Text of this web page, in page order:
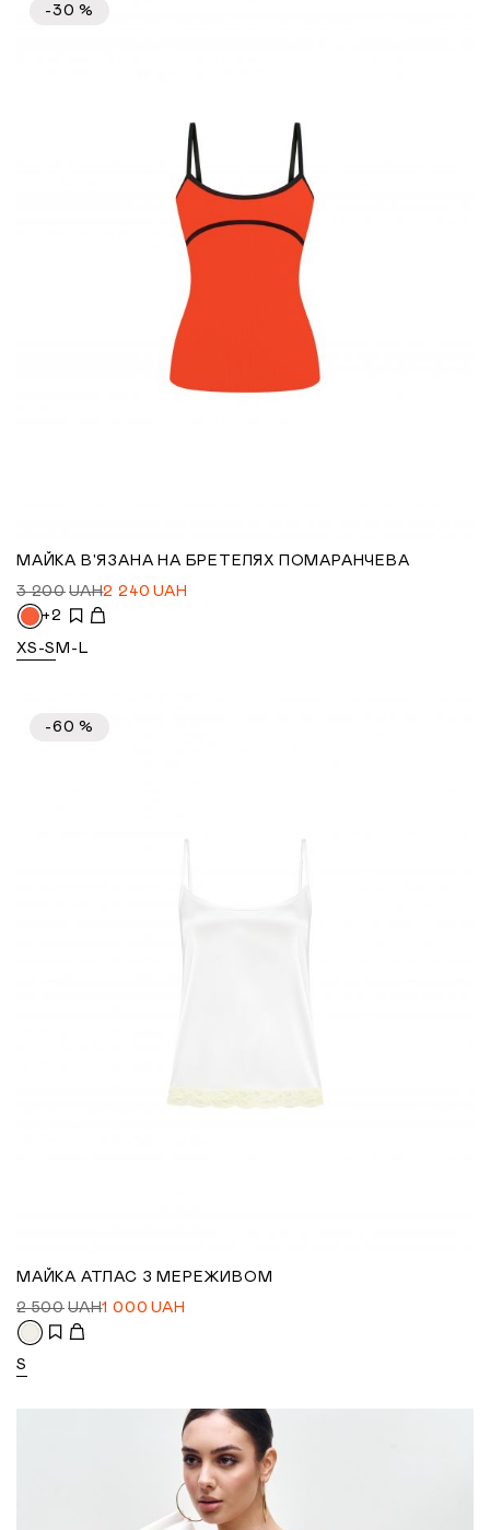
-30 %
МАЙКА В'ЯЗАНА НА БРЕТЕЛЯХ ПОМАРАНЧЕВА
3 200 UAH2 240 UAH
+2
XS-S M-L
-60 %
МАЙКА АТЛАС З МЕРЕЖИВОМ
2 500 UAH1 000 UAH
S